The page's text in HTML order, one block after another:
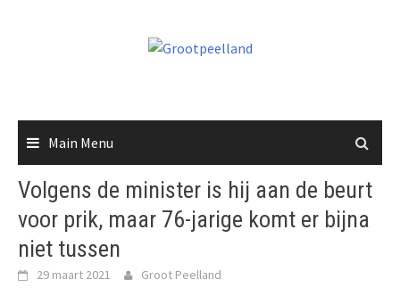
Main Menu
Volgens de minister is hij aan de beurt
voor prik, maar 76-jarige komt er bijna
niet tussen
29 maart 2021 Groot Peelland